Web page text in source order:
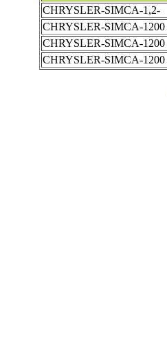
CHRYSLER-SIMCA-1,2-
CHRYSLER-SIMCA-1200
CHRYSLER-SIMCA-1200
CHRYSLER-SIMCA-